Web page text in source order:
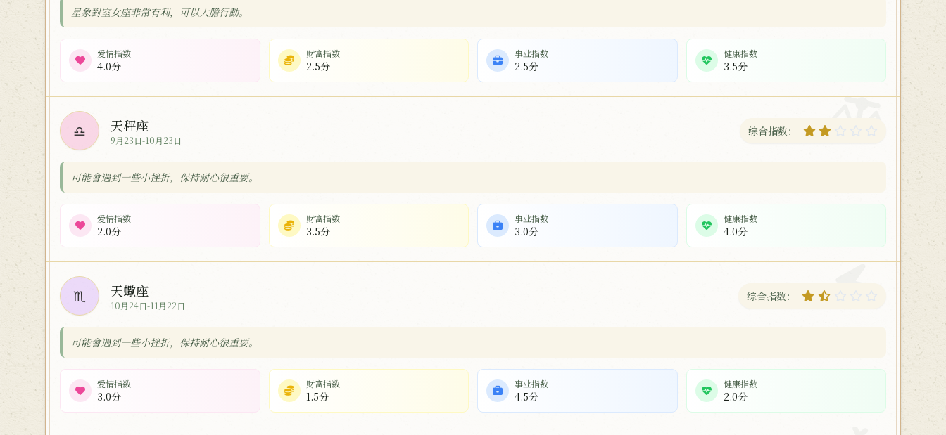
星象對室女座非常有利，可以大膽行動。
爱情指数
4.0分
财富指数
2.5分
事业指数
2.5分
健康指数
3.5分
♎ 天秤座
9月23日-10月23日
综合指数：
可能會遇到一些小挫折，保持耐心很重要。
爱情指数
2.0分
财富指数
3.5分
事业指数
3.0分
健康指数
4.0分
♏ 天蠍座
10月24日-11月22日
综合指数：
可能會遇到一些小挫折，保持耐心很重要。
爱情指数
3.0分
财富指数
1.5分
事业指数
4.5分
健康指数
2.0分